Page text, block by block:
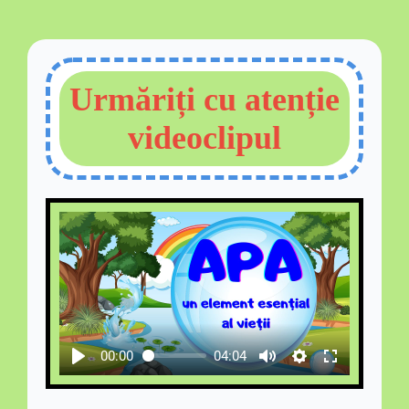
Urmăriți cu atenție
videoclipul
00:00 04:04